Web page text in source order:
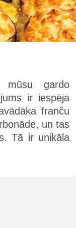
mūsu gardo
ir iespēja
franču
un tas
Tā ir unikāla